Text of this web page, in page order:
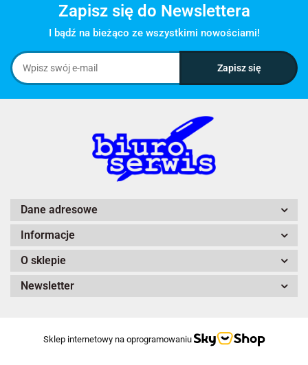
Zapisz się do Newslettera
I bądź na bieżąco ze wszystkimi nowościami!
Dane adresowe
Informacje
O sklepie
Newsletter
Sklep internetowy na oprogramowaniu